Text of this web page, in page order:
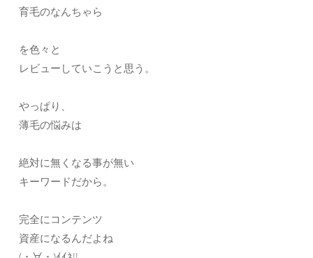
育毛のなんちゃら
を色々と
レビューしていこうと思う。
やっぱり、
薄毛の悩みは
絶対に無くなる事が無い
キーワードだから。
完全にコンテンツ
資産になるんだよね